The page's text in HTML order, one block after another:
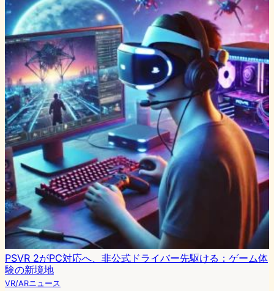
PSVR 2がPC対応へ、非公式ドライバー先駆ける：ゲーム体
験の新境地
VR/ARニュース